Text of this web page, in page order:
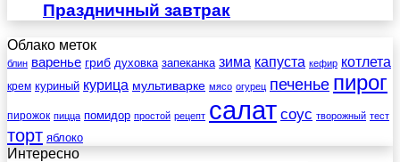
Праздничный завтрак
Облако меток
блин варенье гриб духовка запеканка зима капуста кефир котлета
крем куриный курица мультиварке мясо огурец печенье пирог
пирожок пицца помидор простой рецепт салат соус творожный тест
торт яблоко
Интересно